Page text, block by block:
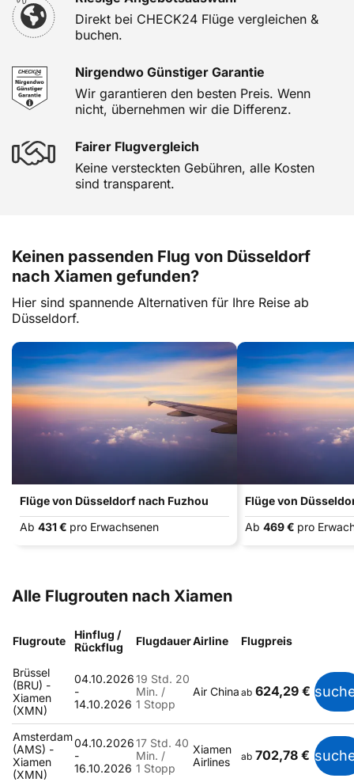
Direkt bei CHECK24 Flüge vergleichen &
buchen.
Nirgendwo Günstiger Garantie
Wir garantieren den besten Preis. Wenn
nicht, übernehmen wir die Differenz.
Fairer Flugvergleich
Keine versteckten Gebühren, alle Kosten
sind transparent.
Keinen passenden Flug von Düsseldorf
nach Xiamen gefunden?
Hier sind spannende Alternativen für Ihre Reise ab
Düsseldorf.
Flüge von Düsseldorf nach Fuzhou
Ab 431 € pro Erwachsenen
Flüge von
Ab 469 € pro
Alle Flugrouten nach Xiamen
Flugroute
Hinflug /
Rückflug
FlugdauerAirline Flugpreis
Brüssel
(BRU) -
Xiamen
(XMN)
04.10.2026
-
14.10.2026
19 Std. 20
Min. /
1 Stopp
Air China ab 624,29 €
Amsterdam
(AMS) -
Xiamen
(XMN)
04.10.2026
-
16.10.2026
17 Std. 40
Min. /
1 Stopp
Xiamen
Airlines
ab 702,78 €